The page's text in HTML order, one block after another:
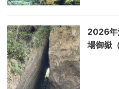
2026
場御嶽